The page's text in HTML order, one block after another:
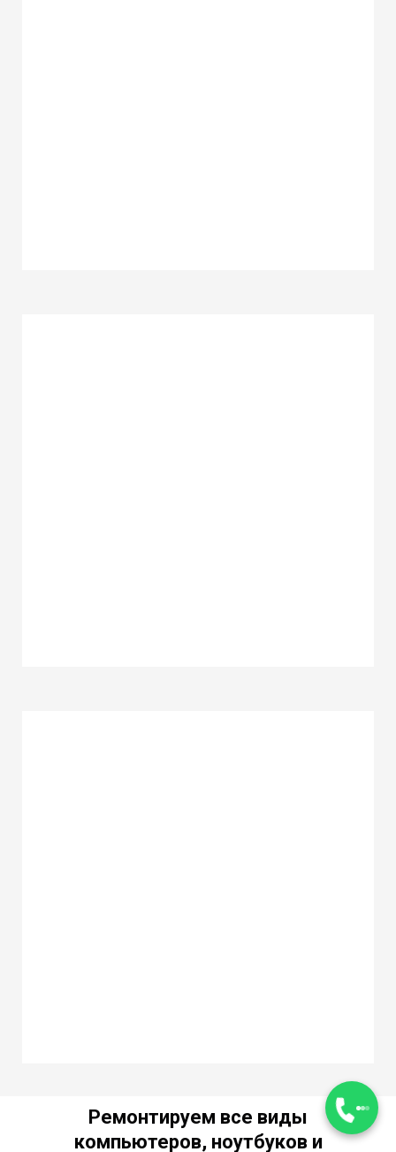
Ремонтируем все виды
компьютеров, ноутбуков и